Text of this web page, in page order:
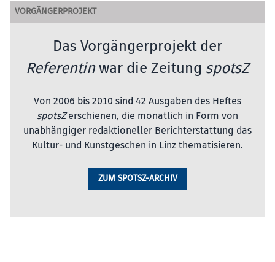
VORGÄNGERPROJEKT
Das Vorgängerprojekt der
Referentinwar die Zeitung spotsZ
Von 2006 bis 2010 sind 42 Ausgaben des Heftes
spotsZerschienen, die monatlich in Form von
unabhängiger redaktioneller Berichterstattung das
Kultur- und Kunstgeschen in Linz thematisieren.
ZUM SPOTSZ-ARCHIV